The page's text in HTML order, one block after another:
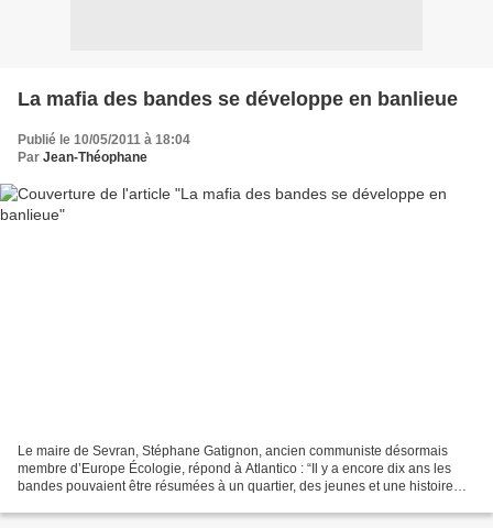
La mafia des bandes se développe en banlieue
Publié le 10/05/2011 à 18:04
Par Jean-Théophane
Le maire de Sevran, Stéphane Gatignon, ancien communiste désormais
membre d’Europe Écologie, répond à Atlantico : “Il y a encore dix ans les
bandes pouvaient être résumées à un quartier, des jeunes et une histoire